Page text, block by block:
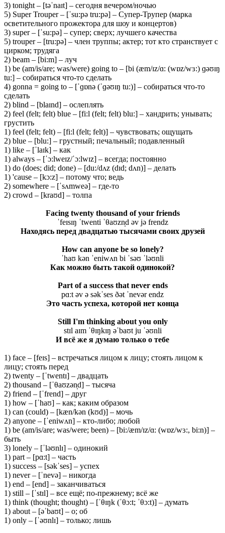
3) tonight – [təˈnaɪt] – сегодня вечером/ночью
5) Super Trouper – [ˈsu:pə tru:pə] – Супер-Трупер (марка
осветительного прожектора для шоу и концертов)
3) super – [ˈsu:pə] – супер; сверх; лучшего качества
5) trouper – [tru:pə] – член труппы; актер; тот кто странствует с
цирком; трудяга
2) beam – [bi:m] – луч
1) be (am/is/are; was/were) going to – [bi (æm/ɪz/ɑ: (wɒz/wɜ:) ɡəʊɪŋ
tu:] – собираться что-то сделать
4) gonna = going to – [ˈɡɒnə (ˈɡəʊɪŋ tu:)] – собираться что-то
сделать
2) blind – [blaɪnd] – ослеплять
2) feel (felt; felt) blue – [fi:l (felt; felt) blu:] – хандрить; унывать;
грустить
1) feel (felt; felt) – [fi:l (felt; felt)] – чувствовать; ощущать
2) blue – [blu:] – грустный; печальный; подавленный
1) like – [ˈlaɪk] – как
1) always – [ˈɔ:lweɪz/ˈɔ:lwɪz] – всегда; постоянно
1) do (does; did; done) – [du:/dʌz (dɪd; dʌn)] – делать
1) 'cause – [kɔ:z] – потому что; ведь
2) somewhere – [ˈsʌmweə] – где-то
2) crowd – [kraʊd] – толпа
Facing twenty thousand of your friends
ˈfeɪsɪŋ ˈtwenti ˈθaʊzn̩d əv jə frendz
Находясь перед двадцатью тысячами своих друзей
How can anyone be so lonely?
ˈhaʊ kən ˈeniwʌn bi ˈsəʊ ˈləʊnli
Как можно быть такой одинокой?
Part of a success that never ends
pɑːt əv ə səkˈses ðət ˈnevər endz
Это часть успеха, которой нет конца
Still I'm thinking about you only
stɪl aɪm ˈθɪŋkɪŋ əˈbaʊt ju ˈəʊnli
И всё же я думаю только о тебе
1) face – [feɪs] – встречаться лицом к лицу; стоять лицом к
лицу; стоять перед
2) twenty – [ˈtwentɪ] – двадцать
2) thousand – [ˈθaʊzən̩d] – тысяча
2) friend – [ˈfrend] – друг
1) how – [ˈhaʊ] – как; каким образом
1) can (could) – [kæn/kən (kʊd)] – мочь
2) anyone – [ˈeniwʌn] – кто-либо; любой
1) be (am/is/are; was/were; been) – [bi:/æm/ɪz/ɑ: (wɒz/wɜ:, bi:n)] –
быть
3) lonely – [ˈləʊnlɪ] – одинокий
1) part – [pɑ:t] – часть
1) success – [səkˈses] – успех
1) never – [ˈnevə] – никогда
1) end – [end] – заканчиваться
1) still – [ˈstɪl] – все ещё; по-прежнему; всё же
1) think (thought; thought) – [ˈθɪŋk (ˈθɔ:t; ˈθɔ:t)] – думать
1) about – [əˈbaʊt] – о; об
1) only – [ˈəʊnlɪ] – только; лишь